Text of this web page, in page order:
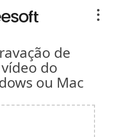
de
do
ou Mac